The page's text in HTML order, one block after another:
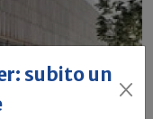
subito un